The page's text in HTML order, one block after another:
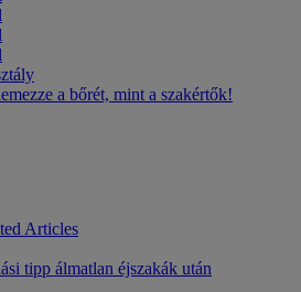
a bőrét, mint a szakértők!
Articles
tipp álmatlan éjszakák után